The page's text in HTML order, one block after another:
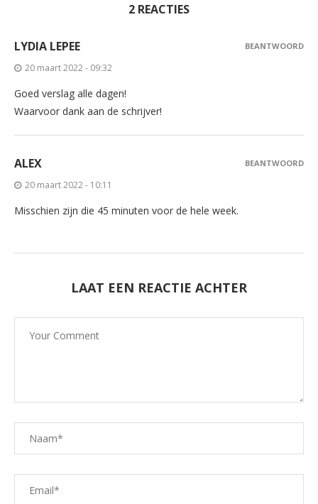
2 REACTIES
LYDIA LEPEE
20 maart 2022 - 09:32
Goed verslag alle dagen!
Waarvoor dank aan de schrijver!
BEANTWOORD
ALEX
20 maart 2022 - 10:11
Misschien zijn die 45 minuten voor de hele week.
BEANTWOORD
LAAT EEN REACTIE ACHTER